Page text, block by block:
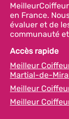
en France.
évaluer et de
communauté
Accès rapide
Meilleur
Martial-de-
Meilleur
Meilleur